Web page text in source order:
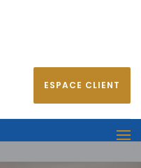
ESPACE CLIENT